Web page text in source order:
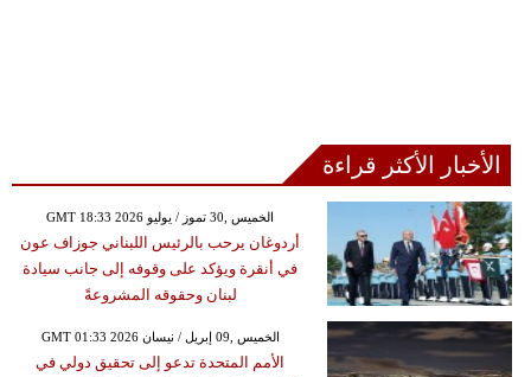
الأخبار الأكثر قراءة
GMT 18:33 2026 الخميس ,30 تموز / يوليو
أردوغان يرحب بالرئيس اللبناني جوزاف عون
في أنقرة ويؤكد على وقوفه إلى جانب سيادة
لبنان وحقوقه المشروعةً
GMT 01:33 2026 الخميس ,09 إبريل / نيسان
الأمم المتحدة تدعو إلى تحقيق دولي في